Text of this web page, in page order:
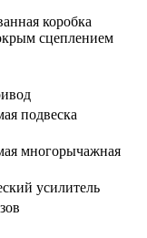
коробка
сцеплением
подвеска
многорычажная
усилитель